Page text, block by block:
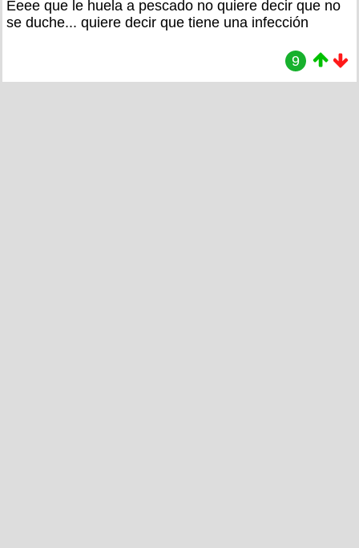
Eeee que le huela a pescado no quiere decir que no
se duche... quiere decir que tiene una infección
9